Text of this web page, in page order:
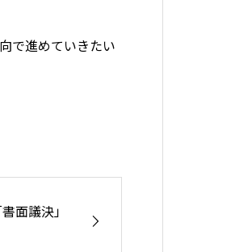
で進めていきたい
面議決」